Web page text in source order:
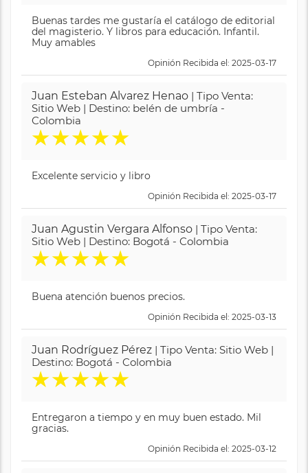
Buenas tardes me gustaría el catálogo de editorial
del magisterio. Y libros para educación. Infantil.
Muy amables
Opinión Recibida el: 2025-03-17
Juan Esteban Alvarez Henao | Tipo Venta:
Sitio Web | Destino: belén de umbría -
Colombia
★★★★★
Excelente servicio y libro
Opinión Recibida el: 2025-03-17
Juan Agustin Vergara Alfonso | Tipo Venta:
Sitio Web | Destino: Bogotá - Colombia
★★★★★
Buena atención buenos precios.
Opinión Recibida el: 2025-03-13
Juan Rodríguez Pérez | Tipo Venta: Sitio Web |
Destino: Bogotá - Colombia
★★★★★
Entregaron a tiempo y en muy buen estado. Mil
gracias.
Opinión Recibida el: 2025-03-12